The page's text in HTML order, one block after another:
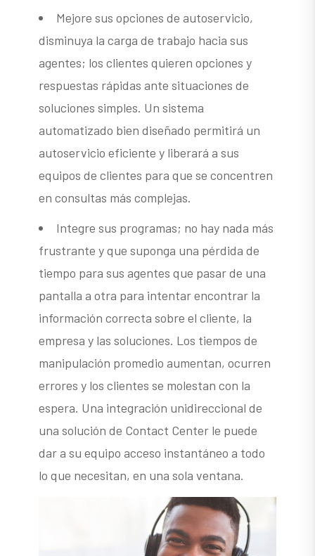
Mejore sus opciones de autoservicio,
disminuya la carga de trabajo hacia sus
agentes; los clientes quieren opciones y
respuestas rápidas ante situaciones de
soluciones simples. Un sistema
automatizado bien diseñado permitirá un
autoservicio eficiente y liberará a sus
equipos de clientes para que se concentren
en consultas más complejas.
Integre sus programas; no hay nada más
frustrante y que suponga una pérdida de
tiempo para sus agentes que pasar de una
pantalla a otra para intentar encontrar la
información correcta sobre el cliente, la
empresa y las soluciones. Los tiempos de
manipulación promedio aumentan, ocurren
errores y los clientes se molestan con la
espera. Una integración unidireccional de
una solución de Contact Center le puede
dar a su equipo acceso instantáneo a todo
lo que necesitan, en una sola ventana.